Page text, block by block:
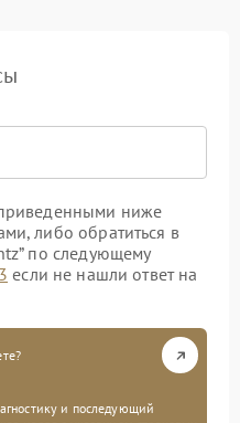
ниже
либо обратиться в
по следующему
если не нашли ответ на
и последующий